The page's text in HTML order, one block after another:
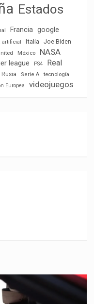
Estados
Francia google
Italia Joe Biden
México NASA
league PS4
Real
Rusia Serie A
tecnología
Europea videojuegos